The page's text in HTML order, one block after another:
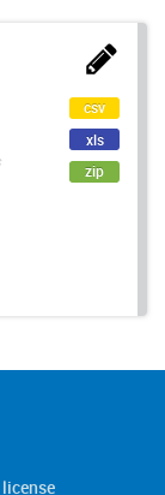
csv
xls
zip